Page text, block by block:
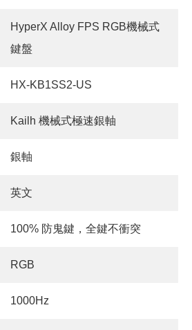
HyperX Alloy FPS RGB機械式
鍵盤
HX-KB1SS2-US
Kailh 機械式極速銀軸
銀軸
英文
100% 防鬼鍵，全鍵不衝突
RGB
1000Hz